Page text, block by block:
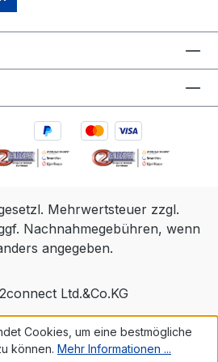
Mehrwertsteuer zzgl.
Nachnahmegebühren, wenn
angegeben.
Ltd.&Co.KG
Cookies, um eine bestmögliche
können. Mehr Informationen ...